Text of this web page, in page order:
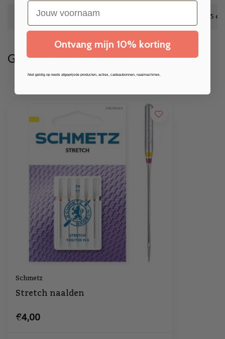
Knippen
1 eenheid = 10 cm dus wil je 50 cm, kies 5
Gerelateerde producten
Schmetz
Stretch naalden
€4,00
voornaam
Ontvang mijn 10% korting
Niet geldig op reeds afgeprijsde producten, acties, cadeaubonnen, naaimachines.